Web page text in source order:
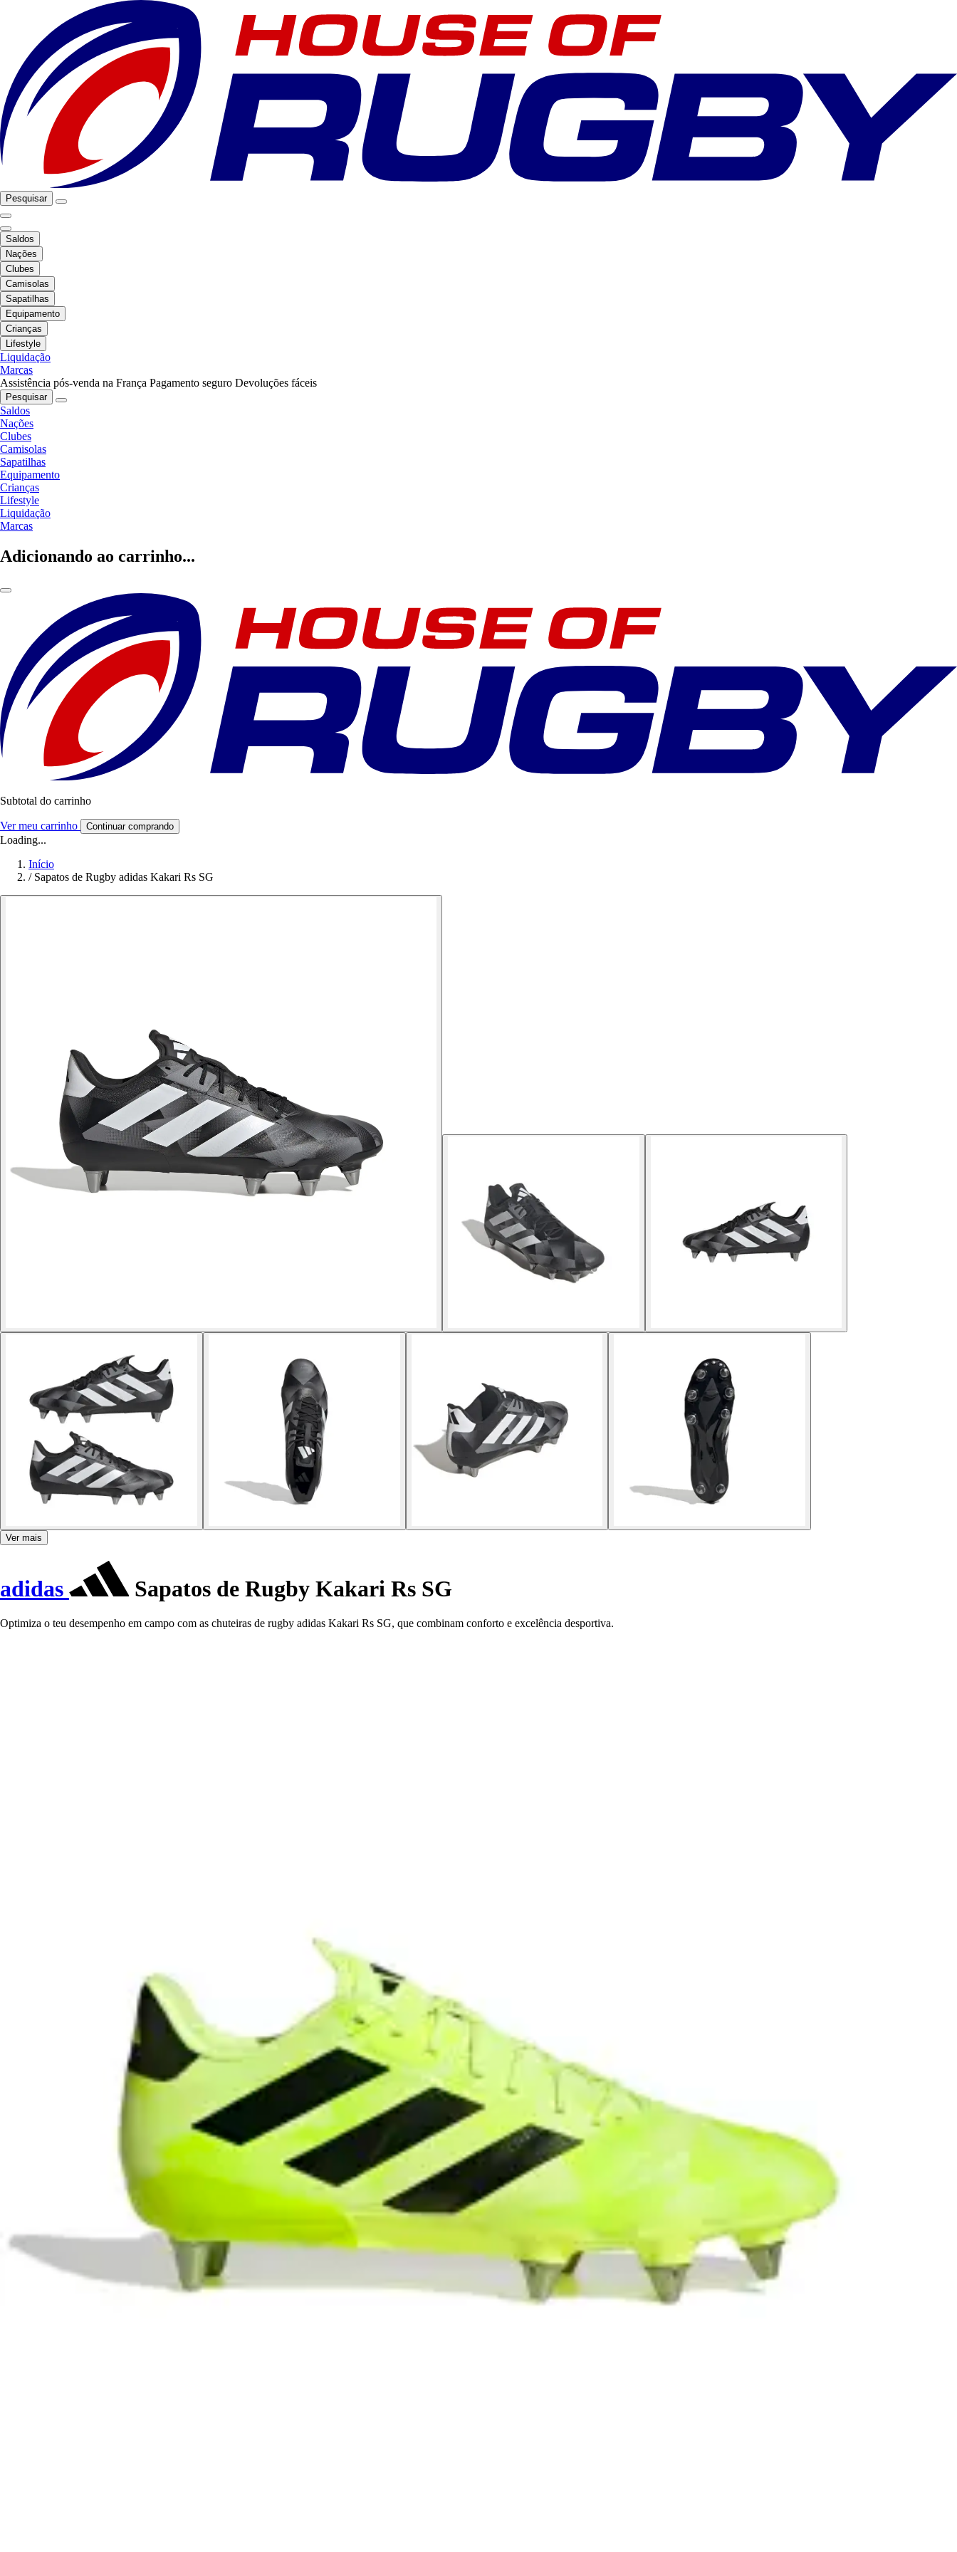
Pesquisar
Saldos
Nações
Clubes
Camisolas
Sapatilhas
Equipamento
Crianças
Lifestyle
Liquidação
Marcas
Assistência pós-venda na França Pagamento seguro Devoluções fáceis
Pesquisar
Saldos
Nações
Clubes
Camisolas
Sapatilhas
Equipamento
Crianças
Lifestyle
Liquidação
Marcas
Adicionando ao carrinho...
Subtotal do carrinho
Ver meu carrinho Continuar comprando
Loading...
Início
/ Sapatos de Rugby adidas Kakari Rs SG
Ver mais
adidas Sapatos de Rugby Kakari Rs SG
Optimiza o teu desempenho em campo com as chuteiras de rugby adidas Kakari Rs SG, que combinam conforto e excelência desportiva.